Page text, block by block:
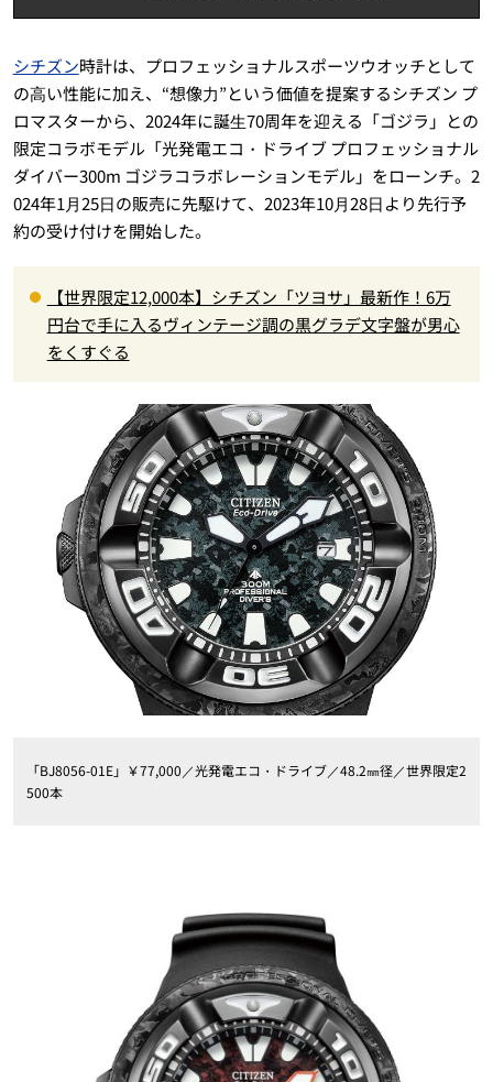
シチズン時計は、プロフェッショナルスポーツウオッチとして
の⾼い性能に加え、“想像⼒”という価値を提案するシチズン プ
ロマスターから、2024年に誕⽣70周年を迎える「ゴジラ」との
限定コラボモデル「光発電エコ・ドライブ プロフェッショナル
ダイバー300m ゴジラコラボレーションモデル」をローンチ。2
024年1⽉25⽇の販売に先駆けて、2023年10⽉28⽇より先行予
約の受け付けを開始した。
【世界限定12,000本】シチズン「ツヨサ」最新作！6万
円台で手に入るヴィンテージ調の黒グラデ文字盤が男心
をくすぐる
「BJ8056-01E」￥77,000／光発電エコ・ドライブ／48.2㎜径／世界限定2
500本